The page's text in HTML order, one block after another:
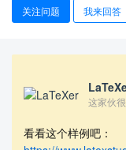
关注问题 我来回答
这家伙
看看这个样例吧：